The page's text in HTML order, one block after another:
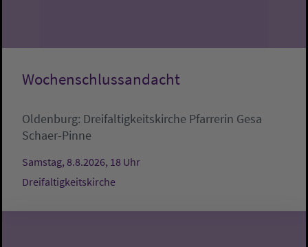
Wochenschlussandacht
Oldenburg: Dreifaltigkeitskirche Pfarrerin Gesa
Schaer-Pinne
Samstag, 8.8.2026, 18 Uhr
Dreifaltigkeitskirche